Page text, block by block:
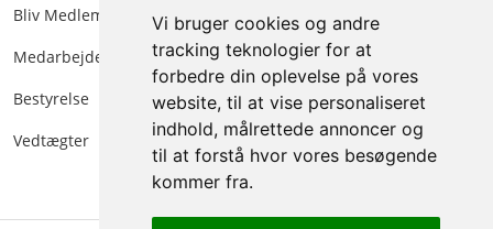
Vi bruger cookies og andre
tracking teknologier for at
forbedre din oplevelse på vores
website, til at vise personaliseret
indhold, målrettede annoncer og
til at forstå hvor vores besøgende
kommer fra.
Bliv Medlem
Medarbejdere
Bestyrelse
Vedtægter